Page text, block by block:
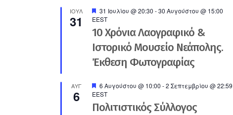
ΙΟΎΛ
31
Προτεινόμενο
31 Ιουλίου @ 20:30 -30 Αυγούστου @ 15:00
EEST
10 Χρόνια Λαογραφικό &
Ιστορικό Μουσείο Νεάπολης.
Έκθεση Φωτογραφίας
ΑΥΓ
6
Προτεινόμενο
6 Αυγούστου @ 10:00 -2 Σεπτεμβρίου @ 22:59
EEST
Πολιτιστικός Σύλλογος